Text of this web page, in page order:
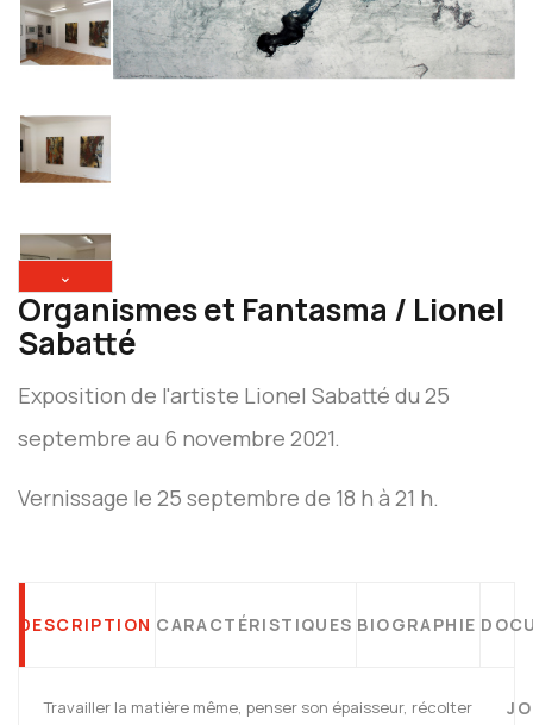
⌄
Organismes et Fantasma / Lionel
Sabatté
Exposition de l'artiste Lionel Sabatté du 25
septembre au 6 novembre 2021.
Vernissage le 25 septembre de 18 h à 21 h.
DESCRIPTION CARACTÉRISTIQUES BIOGRAPHIE
Travailler la matière même, penser son épaisseur, récolter